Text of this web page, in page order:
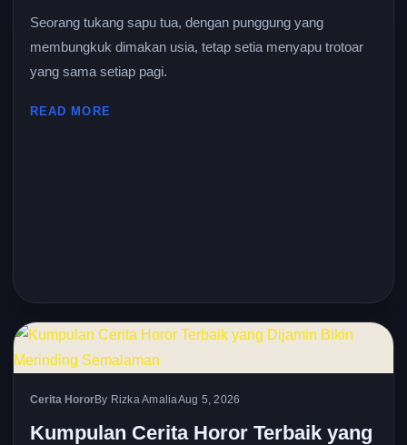
Seorang tukang sapu tua, dengan punggung yang
membungkuk dimakan usia, tetap setia menyapu trotoar
yang sama setiap pagi.
READ MORE
Cerita HororBy Rizka AmaliaAug 5, 2026
Kumpulan Cerita Horor Terbaik yang